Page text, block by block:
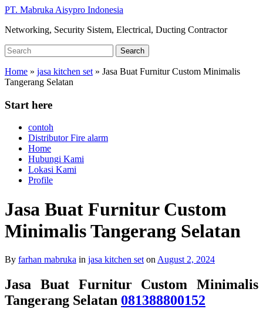
Skip
main
PT. Mabruka Aisypro Indonesia
Networking, Security Sistem, Electrical, Ducting Contractor
Search
for:
Search
Home » jasa kitchen set » Jasa Buat Furnitur Custom Minimalis
Tangerang Selatan
Start here
contoh
Distributor Fire alarm
Home
Hubungi Kami
Lokasi Kami
Profile
Jasa Buat Furnitur Custom
Minimalis Tangerang Selatan
By farhan mabruka in jasa kitchen set on August 2, 2024
Jasa Buat Furnitur Custom Minimalis
Tangerang Selatan 081388800152